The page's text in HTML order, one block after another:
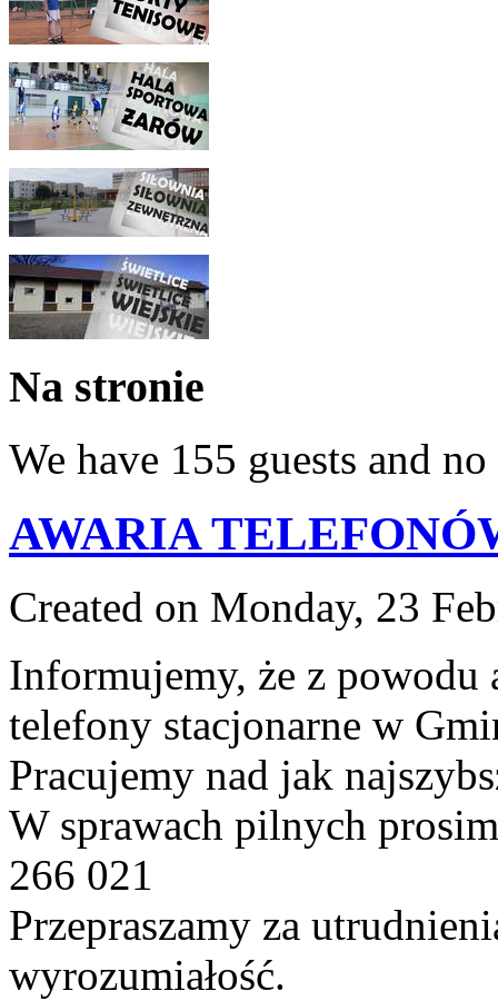
Na stronie
We have 155 guests and
AWARIA
Created on Monday, 23
Informujemy, że z powodu
telefony stacjonarne w
Pracujemy nad jak
W sprawach pilnych
266 021
Przepraszamy za
wyrozumiałość.